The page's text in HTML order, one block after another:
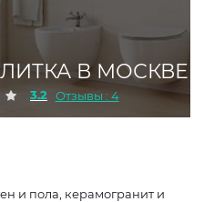
В МОСКВЕ
3.2 Отзывы : 4
и пола, керамогранит и